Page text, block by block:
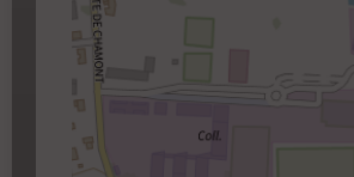
Carroyage UTM
(1km à
zoom 14)